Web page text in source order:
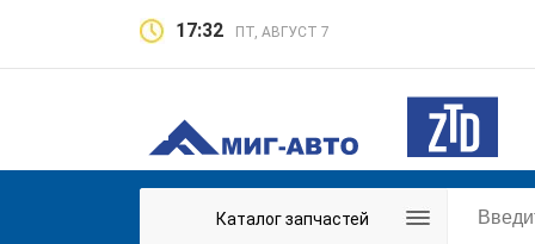
17:32 ПТ, АВГУСТ 7
Каталог запчастей